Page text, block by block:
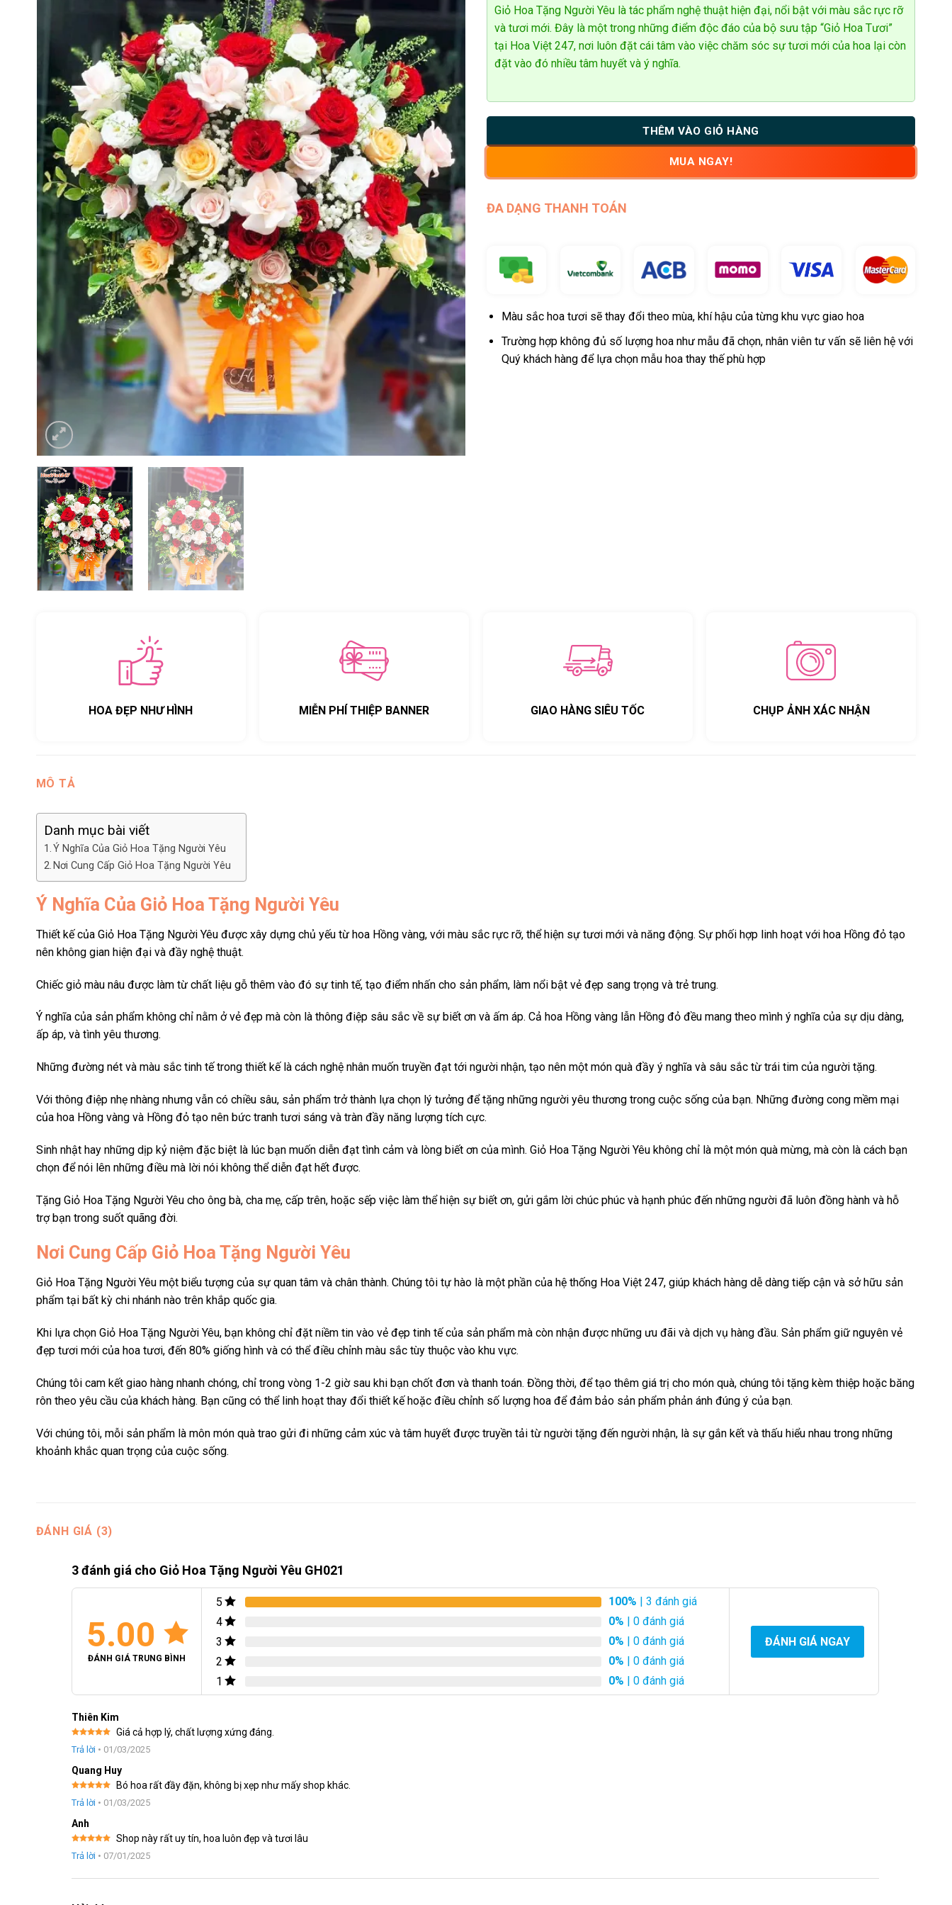
Giỏ Hoa Tặng Người Yêu là tác phẩm nghệ thuật hiện đại, nổi bật với màu sắc rực rỡ
và tươi mới. Đây là một trong những điểm độc đáo của bộ sưu tập “Giỏ Hoa Tươi”
tại Hoa Việt 247, nơi luôn đặt cái tâm vào việc chăm sóc sự tươi mới của hoa lại còn
đặt vào đó nhiều tâm huyết và ý nghĩa.
THÊM VÀO GIỎ HÀNG
MUA NGAY!
ĐA DẠNG THANH TOÁN
Màu sắc hoa tươi sẽ thay đổi theo mùa, khí hậu của từng khu vực giao hoa
Trường hợp không đủ số lượng hoa như mẫu đã chọn, nhân viên tư vấn sẽ liên hệ với
Quý khách hàng để lựa chọn mẫu hoa thay thế phù hợp
HOA ĐẸP NHƯ HÌNH MIỄN PHÍ THIỆP BANNER GIAO HÀNG SIÊU TỐC CHỤP ẢNH XÁC NHẬN
MÔ TẢ
Danh mục bài viết
Ý Nghĩa Của Giỏ Hoa Tặng Người Yêu
Nơi Cung Cấp Giỏ Hoa Tặng Người Yêu
Ý Nghĩa Của Giỏ Hoa Tặng Người Yêu
Thiết kế của Giỏ Hoa Tặng Người Yêu được xây dựng chủ yếu từ hoa Hồng vàng, với màu sắc rực rỡ, thể hiện sự tươi mới và năng động. Sự phối hợp linh hoạt với hoa Hồng đỏ tạo
nên không gian hiện đại và đầy nghệ thuật.
Chiếc giỏ màu nâu được làm từ chất liệu gỗ thêm vào đó sự tinh tế, tạo điểm nhấn cho sản phẩm, làm nổi bật vẻ đẹp sang trọng và trẻ trung.
Ý nghĩa của sản phẩm không chỉ nằm ở vẻ đẹp mà còn là thông điệp sâu sắc về sự biết ơn và ấm áp. Cả hoa Hồng vàng lẫn Hồng đỏ đều mang theo mình ý nghĩa của sự dịu dàng,
ấp áp, và tình yêu thương.
Những đường nét và màu sắc tinh tế trong thiết kế là cách nghệ nhân muốn truyền đạt tới người nhận, tạo nên một món quà đầy ý nghĩa và sâu sắc từ trái tim của người tặng.
Với thông điệp nhẹ nhàng nhưng vẫn có chiều sâu, sản phẩm trở thành lựa chọn lý tưởng để tặng những người yêu thương trong cuộc sống của bạn. Những đường cong mềm mại
của hoa Hồng vàng và Hồng đỏ tạo nên bức tranh tươi sáng và tràn đầy năng lượng tích cực.
Sinh nhật hay những dịp kỷ niệm đặc biệt là lúc bạn muốn diễn đạt tình cảm và lòng biết ơn của mình. Giỏ Hoa Tặng Người Yêu không chỉ là một món quà mừng, mà còn là cách bạn
chọn để nói lên những điều mà lời nói không thể diễn đạt hết được.
Tặng Giỏ Hoa Tặng Người Yêu cho ông bà, cha mẹ, cấp trên, hoặc sếp việc làm thể hiện sự biết ơn, gửi gắm lời chúc phúc và hạnh phúc đến những người đã luôn đồng hành và hỗ
trợ bạn trong suốt quãng đời.
Nơi Cung Cấp Giỏ Hoa Tặng Người Yêu
Giỏ Hoa Tặng Người Yêu một biểu tượng của sự quan tâm và chân thành. Chúng tôi tự hào là một phần của hệ thống Hoa Việt 247, giúp khách hàng dễ dàng tiếp cận và sở hữu sản
phẩm tại bất kỳ chi nhánh nào trên khắp quốc gia.
Khi lựa chọn Giỏ Hoa Tặng Người Yêu, bạn không chỉ đặt niềm tin vào vẻ đẹp tinh tế của sản phẩm mà còn nhận được những ưu đãi và dịch vụ hàng đầu. Sản phẩm giữ nguyên vẻ
đẹp tươi mới của hoa tươi, đến 80% giống hình và có thể điều chỉnh màu sắc tùy thuộc vào khu vực.
Chúng tôi cam kết giao hàng nhanh chóng, chỉ trong vòng 1-2 giờ sau khi bạn chốt đơn và thanh toán. Đồng thời, để tạo thêm giá trị cho món quà, chúng tôi tặng kèm thiệp hoặc băng
rôn theo yêu cầu của khách hàng. Bạn cũng có thể linh hoạt thay đổi thiết kế hoặc điều chỉnh số lượng hoa để đảm bảo sản phẩm phản ánh đúng ý của bạn.
Với chúng tôi, mỗi sản phẩm là môn món quà trao gửi đi những cảm xúc và tâm huyết được truyền tải từ người tặng đến người nhận, là sự gắn kết và thấu hiểu nhau trong những
khoảnh khắc quan trọng của cuộc sống.
ĐÁNH GIÁ (3)
3 đánh giá cho Giỏ Hoa Tặng Người Yêu GH021
5.00
ĐÁNH GIÁ TRUNG BÌNH
5 100% | 3 đánh giá
4
0% | 0 đánh giá
3
0% | 0 đánh giá
2
0% | 0 đánh giá
1
0% | 0 đánh giá
ĐÁNH GIÁ NGAY
Thiên Kim
Được xếp
hạng5 5
Giá cả hợp lý, chất lượng xứng đáng.
Trả lời • 01/03/2025
Quang Huy
Được xếp
hạng5 5
Bó hoa rất đầy đặn, không bị xẹp như mấy shop khác.
Trả lời • 01/03/2025
Anh
Được xếp
hạng5 5
Shop này rất uy tín, hoa luôn đẹp và tươi lâu
Trả lời • 07/01/2025